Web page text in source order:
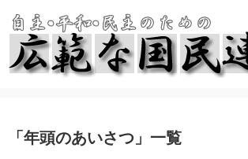
「 年頭のあいさつ 」 一覧